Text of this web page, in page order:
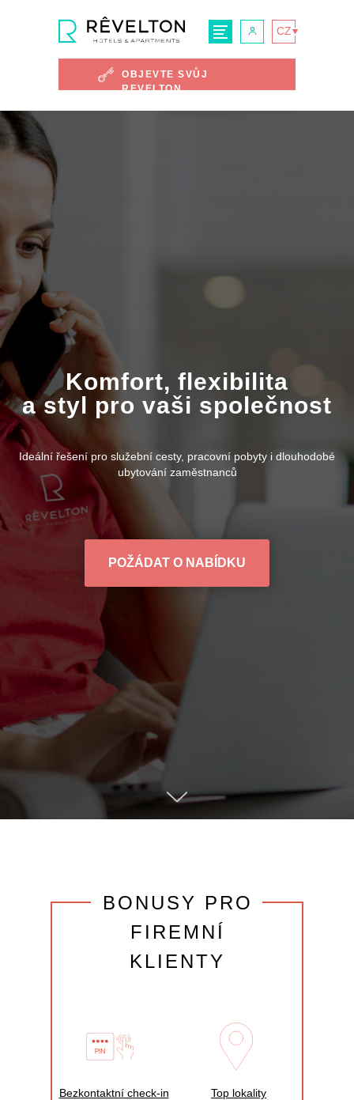
OBJEVTE SVŮJ
REVELTON
CZ
Komfort, flexibilita
a styl pro vaši společnost
Ideální řešení pro služební cesty, pracovní pobyty i dlouhodobé
ubytování zaměstnanců
POŽÁDAT O NABÍDKU
BONUSY PRO
FIREMNÍ
KLIENTY
Bezkontaktní check‑in
Top lokality